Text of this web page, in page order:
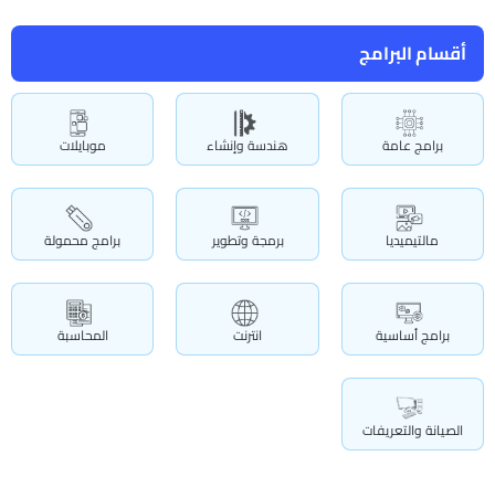
أقسام البرامج
برامج عامة هندسة وإنشاء موبايلات
مالتيميديا برمجة وتطوير برامج محمولة
برامج أساسية انترنت المحاسبة
الصيانة والتعريفات